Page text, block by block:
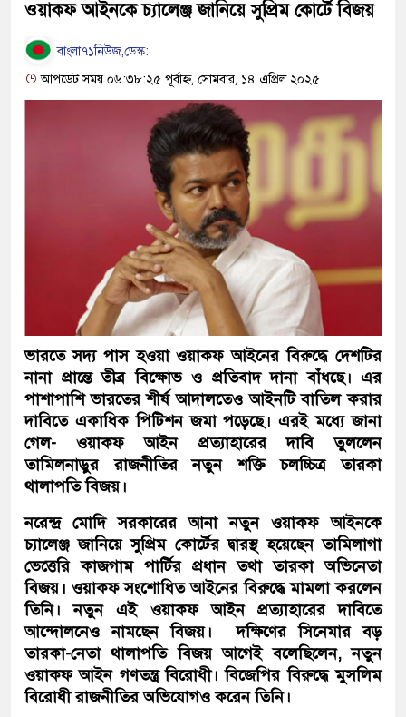
ওয়াকফ আইনকে চ্যালেঞ্জ জানিয়ে সুপ্রিম কোর্টে বিজয়
বাংলা৭১নিউজ,ডেস্ক:
আপডেট সময় ০৬:৩৮:২৫ পূর্বাহ্ন, সোমবার, ১৪ এপ্রিল ২০২৫
ভারতে সদ্য পাস হওয়া ওয়াকফ আইনের বিরুদ্ধে দেশটির
নানা প্রান্তে তীব্র বিক্ষোভ ও প্রতিবাদ দানা বাঁধছে। এর
পাশাপাশি ভারতের শীর্ষ আদালতেও আইনটি বাতিল করার
দাবিতে একাধিক পিটিশন জমা পড়েছে। এরই মধ্যে জানা
গেল- ওয়াকফ আইন প্রত্যাহারের দাবি তুললেন
তামিলনাড়ুর রাজনীতির নতুন শক্তি চলচ্চিত্র তারকা
থালাপতি বিজয়।
নরেন্দ্র মোদি সরকারের আনা নতুন ওয়াকফ আইনকে
চ্যালেঞ্জ জানিয়ে সুপ্রিম কোর্টের দ্বারস্থ হয়েছেন তামিলাগা
ভেত্তেরি কাজগাম পার্টির প্রধান তথা তারকা অভিনেতা
বিজয়। ওয়াকফ সংশোধিত আইনের বিরুদ্ধে মামলা করলেন
তিনি। নতুন এই ওয়াকফ আইন প্রত্যাহারের দাবিতে
আন্দোলনেও নামছেন বিজয়। দক্ষিণের সিনেমার বড়
তারকা-নেতা থালাপতি বিজয় আগেই বলেছিলেন, নতুন
ওয়াকফ আইন গণতন্ত্র বিরোধী। বিজেপির বিরুদ্ধে মুসলিম
বিরোধী রাজনীতির অভিযোগও করেন তিনি।